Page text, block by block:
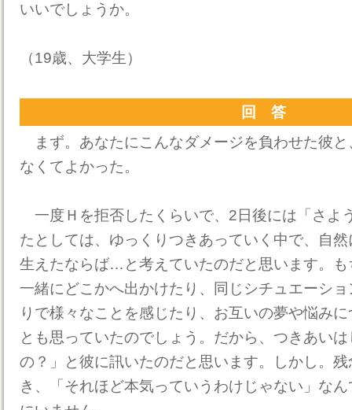
いいでしょうか。
（19歳、大学生）
回 答
まず。あなたにこんなダメージを負わせた彼
なくてよかった。
一度Ｈを拒否したくらいで、2日後には「さよ
たとしては、ゆっくりつきあっていく中で、自
生えたならば…と考えていたのだと思います。
一緒にどこかへ出かけたり、同じシチュエーシ
りで様々なことを感じたり、お互いの夢や悩み
とも思っていたのでしょう。だから、つきあい
の？」と彼に訊いたのだと思います。しかし。
き、「それほど本気っていうわけじゃない」な